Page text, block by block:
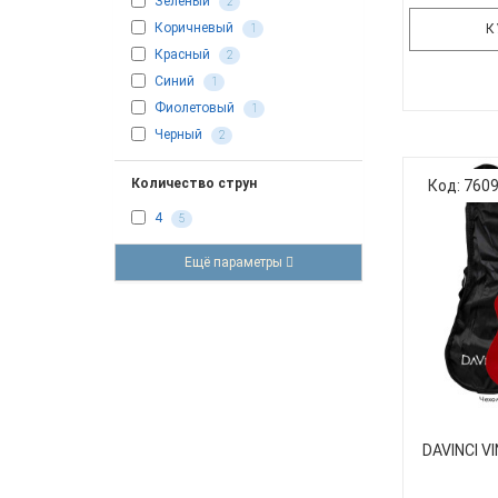
Коричневый 1
Красный 2
Синий 1
Фиолетовый 1
Черный 2
Количество струн
4 5
Ещё параметры
чехол.
липы.
Код:
DAVINCI